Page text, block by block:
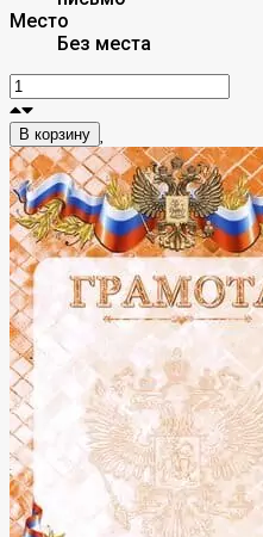
Место
Без места
В корзину